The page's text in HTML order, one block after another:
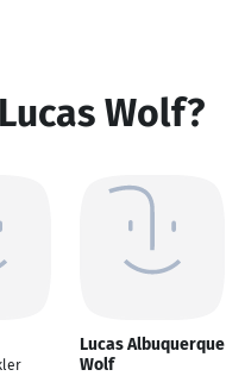
Wolf?
Lucas Albuquerque
Wolf